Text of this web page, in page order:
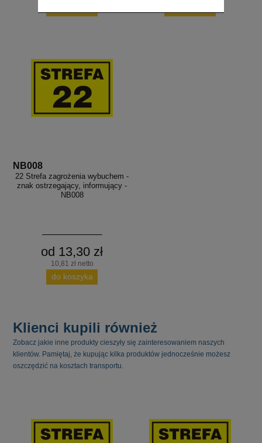
NB008
22 Strefa zagrożenia wybuchem -
znak ostrzegający, informujący -
NB008
od 13,30 zł
10,81 zł netto
do koszyka
Klienci kupili również
Zobacz jakie inne produkty cieszyły się zainteresowaniem naszych
klientów. Pamiętaj, że kupując kilka produktów jednocześnie możesz
oszczędzić na kosztach transportu.